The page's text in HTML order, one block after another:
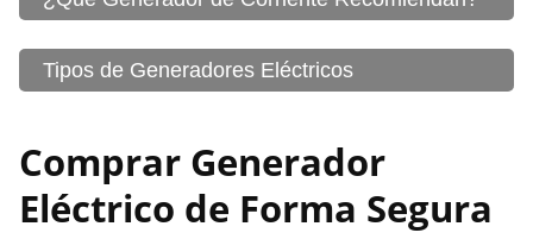
Tipos de Generadores Eléctricos
Comprar Generador
Eléctrico de Forma Segura